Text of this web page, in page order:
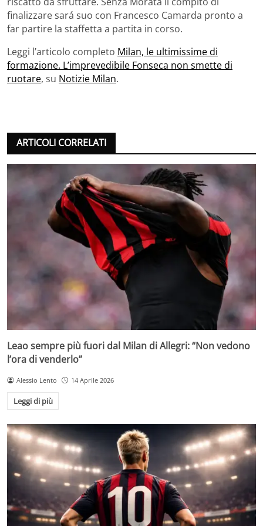
finalizzare sará suo con Francesco Camarda pronto a
far partire la staffetta a partita in corso.
Leggi l’articolo completo Milan, le ultimissime di
formazione. L’imprevedibile Fonseca non smette di
ruotare, su Notizie Milan.
ARTICOLI CORRELATI
Leao sempre più fuori dal Milan di Allegri: “Non vedono
l’ora di venderlo”
Alessio Lento 14 Aprile 2026
Leggi di più